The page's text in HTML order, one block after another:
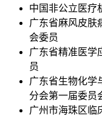
中国非公立医疗
广东省麻风皮肤
会委员
广东省精准医学
员
广东省生物化学
分会第一届委员
广州市海珠区临